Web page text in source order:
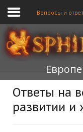
ГЛАВНАЯ
ОБУЧЕНИЕ
ТЕОРИЯ
МЫ
Вопросы и
Ответы на
развитии и